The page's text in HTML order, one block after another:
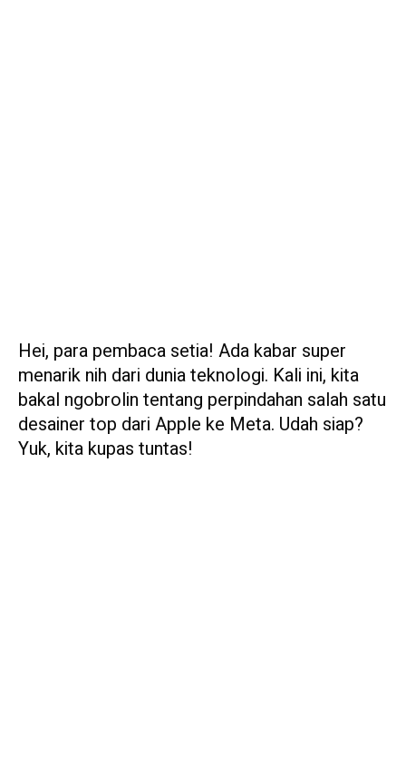
Hei, para pembaca setia! Ada kabar super
menarik nih dari dunia teknologi. Kali ini, kita
bakal ngobrolin tentang perpindahan salah satu
desainer top dari Apple ke Meta. Udah siap?
Yuk, kita kupas tuntas!